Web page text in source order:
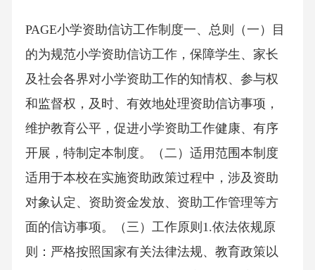
PAGE小学资助信访工作制度一、总则（一）目
的为规范小学资助信访工作，保障学生、家长
及社会各界对小学资助工作的知情权、参与权
和监督权，及时、有效地处理资助信访事项，
维护教育公平，促进小学资助工作健康、有序
开展，特制定本制度。（二）适用范围本制度
适用于本校在实施资助政策过程中，涉及资助
对象认定、资助资金发放、资助工作管理等方
面的信访事项。（三）工作原则1.依法依规原
则：严格按照国家有关法律法规、教育政策以